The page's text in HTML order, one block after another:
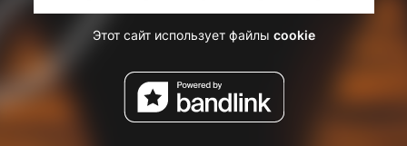
Этот сайт использует файлы cookie